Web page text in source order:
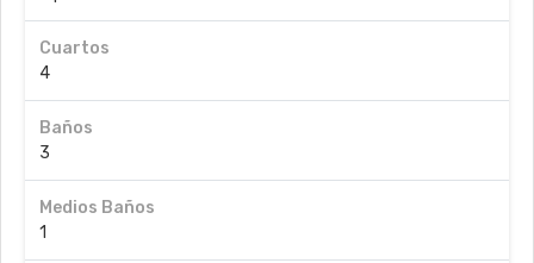
Cuartos
4
Baños
3
Medios Baños
1